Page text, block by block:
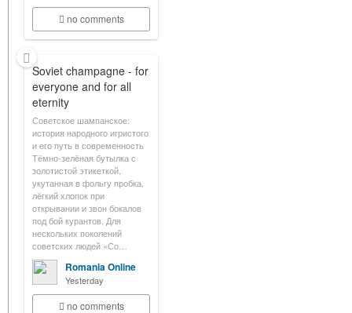
no comments
Soviet champagne - for
everyone and for all
eternity
Советское шампанское:
история народного игристого
и его путь в современность
Тёмно-зелёная бутылка с
золотистой этикеткой,
укутанная в фольгу пробка,
лёгкий хлопок при
открывании и звон бокалов
под бой курантов. Для
нескольких поколений
советских людей «Со…
Romania Online
Yesterday
no comments